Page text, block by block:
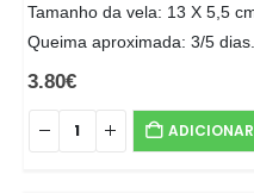
Tamanho da vela: 13 X 5,5
Queima aproximada: 3/5 dias.
3.80€
ADICIONAR